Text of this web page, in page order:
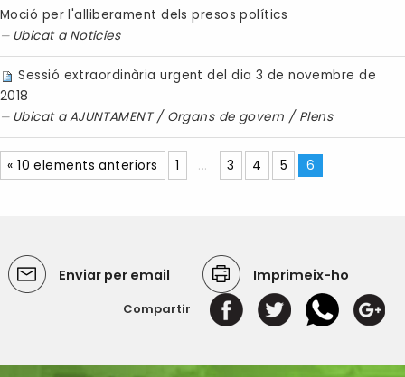
Moció per l'alliberament dels presos polítics
Ubicat a Noticies
Sessió extraordinària urgent del dia 3 de novembre de
2018
Ubicat aAJUNTAMENT / Organs de govern / Plens
« 10 elements anteriors 1 ... 3 4 5 6
Enviar per email Imprimeix-ho
Compartir